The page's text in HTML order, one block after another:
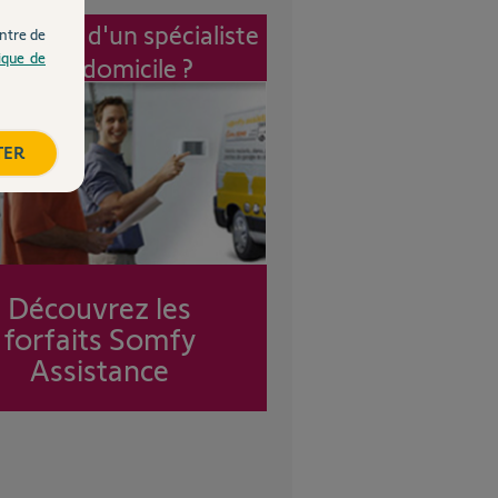
d'un spécialiste
à mon domicile ?
Découvrez les
forfaits Somfy
Assistance
de
de